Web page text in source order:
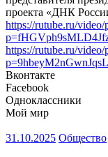
проекта «ДНК
https://rutube.ru/
https://rutube.ru/
Вконтакте
Facebook
Одноклассники
Мой мир
31.10.2025 Общество